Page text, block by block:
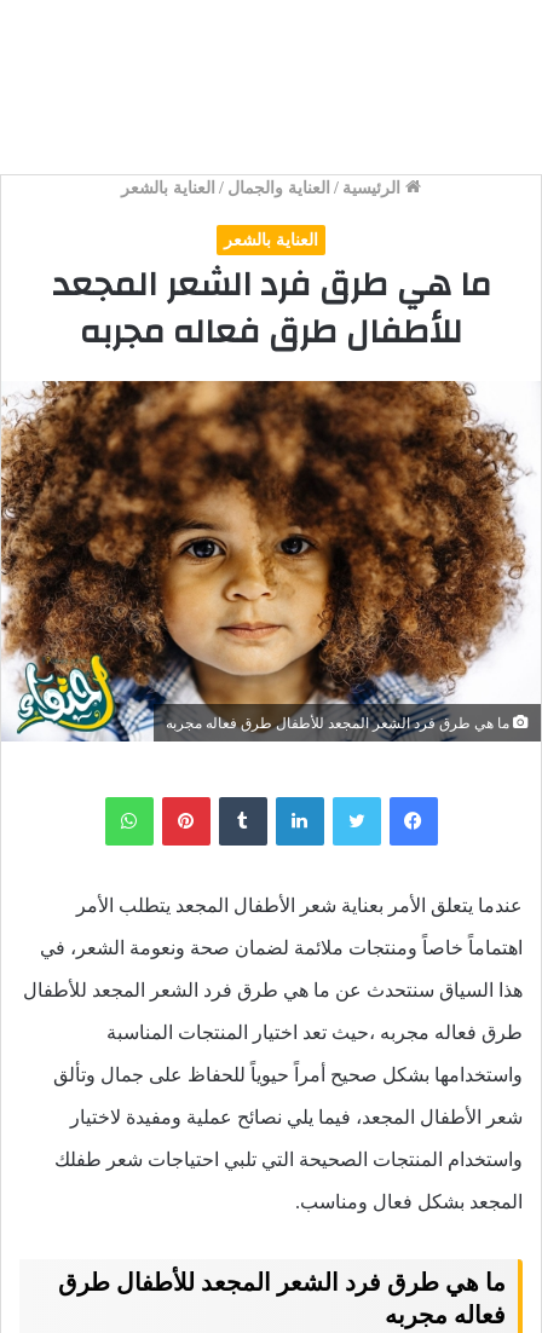
الرئيسية / العناية والجمال / العناية بالشعر
العناية بالشعر
ما هي طرق فرد الشعر المجعد
للأطفال طرق فعاله مجربه
ما هي طرق فرد الشعر المجعد للأطفال طرق فعاله مجربه
لينكدإن ‏Tumblr بينتيريستواتساب
عندما يتعلق الأمر بعناية شعر الأطفال المجعد يتطلب الأمر
اهتماماً خاصاً ومنتجات ملائمة لضمان صحة ونعومة الشعر، في
هذا السياق سنتحدث عن ما هي طرق فرد الشعر المجعد للأطفال
طرق فعاله مجربه ،حيث تعد اختيار المنتجات المناسبة
واستخدامها بشكل صحيح أمراً حيوياً للحفاظ على جمال وتألق
شعر الأطفال المجعد، فيما يلي نصائح عملية ومفيدة لاختيار
واستخدام المنتجات الصحيحة التي تلبي احتياجات شعر طفلك
المجعد بشكل فعال ومناسب.
ما هي طرق فرد الشعر المجعد للأطفال طرق
فعاله مجربه